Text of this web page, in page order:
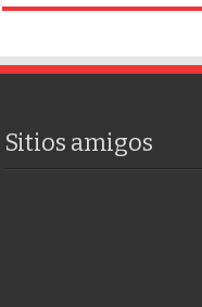
Sitios amigos